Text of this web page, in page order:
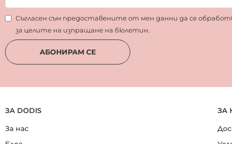
Съгласен съм предоставените от мен данни да се
за целите на изпращане на бюлетин.
АБОНИРАМ СЕ
ЗА DODIS
За нас
ЗА